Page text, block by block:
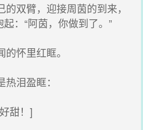
双臂，迎接周茵的到来，
：“阿茵，你做到了。”
怀里红眶。
泪盈眶：
甜！]